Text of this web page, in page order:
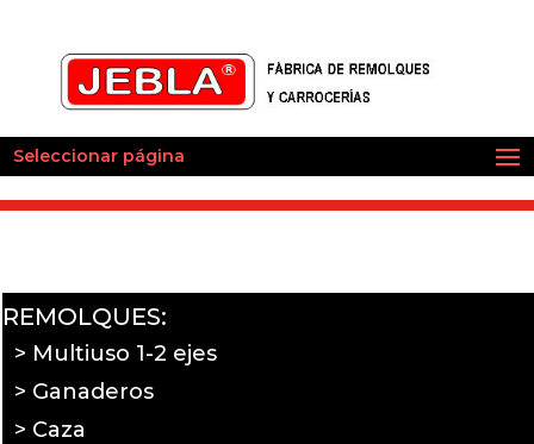
Seleccionar página
REMOLQUES:
> Multiuso 1-2 ejes
> Ganaderos
> Caza